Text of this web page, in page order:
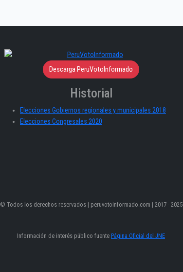
Descarga PeruVotoInformado
Historial
Elecciones Gobiernos regionales y municipales 2018
Elecciones Congresales 2020
© Todos los derechos reservados | peruvotoinformado.com | 2017 - 2025
Información de interés público fuente Página Oficial del JNE